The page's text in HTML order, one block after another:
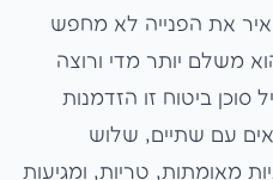
את הפנייה לא מחפש
משלם יותר מדי ורוצה
ביטוח זו הזדמנות
עם שתיים, שלוש
מאומתות, טריות, ומגיעות